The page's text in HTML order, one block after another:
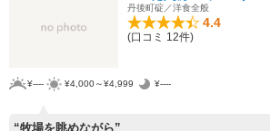
丹後町碇／洋食全般
4.4
(口コミ 12件)
¥---- ¥4,000～¥4,999 ¥----
“牧場を眺めながら”